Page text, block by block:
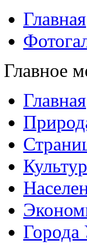
Главная
Главное
Главная
Города